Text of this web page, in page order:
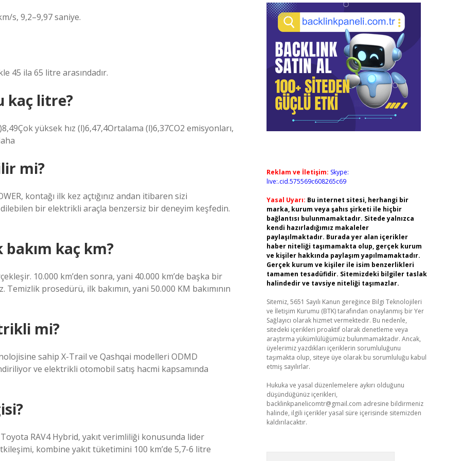
s, 9,2–9,97 saniye.
45 ila 65 litre arasındadır.
kaç litre?
yüksek hız (l)6,47,4Ortalama (l)6,37CO2 emisyonları,
mi?
kontağı ilk kez açtığınız andan itibaren sizi
bir elektrikli araçla benzersiz bir deneyim keşfedin.
bakım kaç km?
10.000 km’den sonra, yani 40.000 km’de başka bir
prosedürü, ilk bakımın, yani 50.000 KM bakımının
mi?
sahip X-Trail ve Qashqai modelleri ODMD
ve elektrikli otomobil satış hacmi kapsamında
RAV4 Hybrid, yakıt verimliliği konusunda lider
kombine yakıt tüketimini 100 km’de 5,7-6 litre
Reklam ve İletişim: Skype:
live:.cid.575569c608265c69
Yasal Uyarı: Bu internet sitesi, herhangi bir
marka, kurum veya şahıs şirketi ile hiçbir
bağlantısı bulunmamaktadır. Sitede yalnızca
kendi hazırladığımız makaleler
paylaşılmaktadır. Burada yer alan içerikler
haber niteliği taşımamakta olup, gerçek kurum
ve kişiler hakkında paylaşım yapılmamaktadır.
Gerçek kurum ve kişiler ile isim benzerlikleri
tamamen tesadüfidir. Sitemizdeki bilgiler taslak
halindedir ve tavsiye niteliği taşımazlar.
Sitemiz, 5651 Sayılı Kanun gereğince Bilgi Teknolojileri
ve İletişim Kurumu (BTK) tarafından onaylanmış bir Yer
Sağlayıcı olarak hizmet vermektedir. Bu nedenle,
sitedeki içerikleri proaktif olarak denetleme veya
araştırma yükümlülüğümüz bulunmamaktadır. Ancak,
üyelerimiz yazdıkları içeriklerin sorumluluğunu
taşımakta olup, siteye üye olarak bu sorumluluğu kabul
etmiş sayılırlar.
Hukuka ve yasal düzenlemelere aykırı olduğunu
düşündüğünüz içerikleri,
backlinkpanelicomtr@gmail.com adresine bildirmeniz
halinde, ilgili içerikler yasal süre içerisinde sitemizden
kaldırılacaktır.